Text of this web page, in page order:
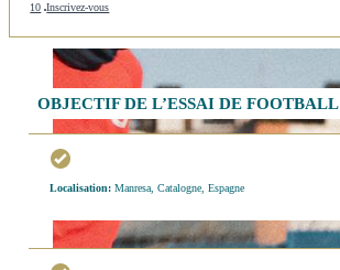
10 Inscrivez-vous
OBJECTIF DE L’ESSAI DE FOOTBALL
Localisation:Manresa, Catalogne, Espagne